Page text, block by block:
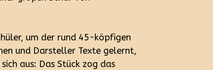
um der rund 45-köpfigen
und Darsteller Texte gelernt,
aus: Das Stück zog das